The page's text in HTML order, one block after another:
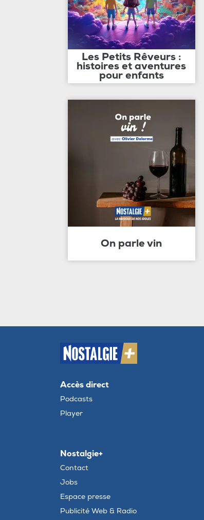
Les Petits Rêveurs :
histoires et aventures
pour enfants
On parle vin
Accès direct
Podcasts
Player
Nostalgie+
Contact
Jobs
Espace presse
Publicité Web & Radio